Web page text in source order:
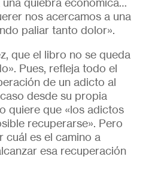
nos acercamos a una
paliar tanto dolor».
que el libro no se queda
Pues, refleja todo el
de un adicto al
desde su propia
quiere que «los adictos
recuperarse». Pero
cuál es el camino a
esa recuperación